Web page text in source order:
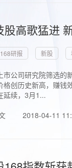
股高歌猛进
研报 新股
市公司研究院筛选的
格创历史新高，赚钱
延续，3月1...
2018-04-11